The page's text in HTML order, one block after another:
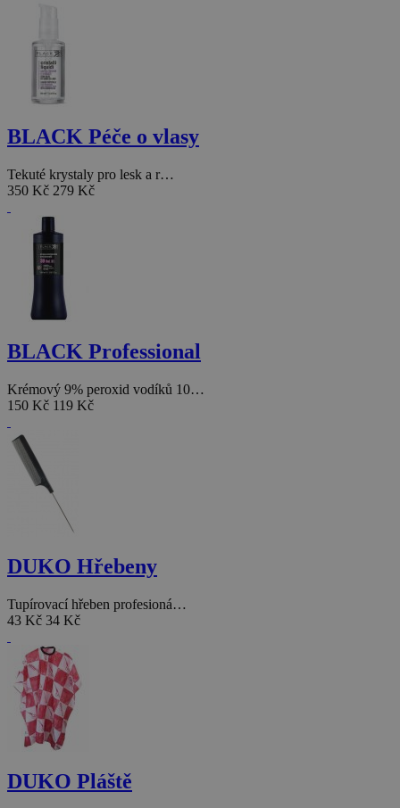
BLACK Péče o vlasy
Tekuté krystaly pro lesk a r…
350 Kč 279 Kč
BLACK Professional
Krémový 9% peroxid vodíků 10…
150 Kč 119 Kč
DUKO Hřebeny
Tupírovací hřeben profesioná…
43 Kč 34 Kč
DUKO Pláště